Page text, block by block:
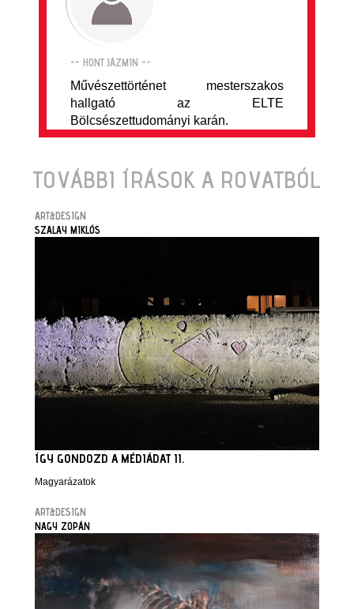
-- HONT JÁZMIN --
Művészettörténet mesterszakos
hallgató az ELTE
Bölcsészettudományi karán.
TOVÁBBI ÍRÁSOK A ROVATBÓL
ART&DESIGN
SZALAY MIKLÓS
ÍGY GONDOZD A MÉDIÁDAT II.
Magyarázatok
ART&DESIGN
NAGY ZOPÁN